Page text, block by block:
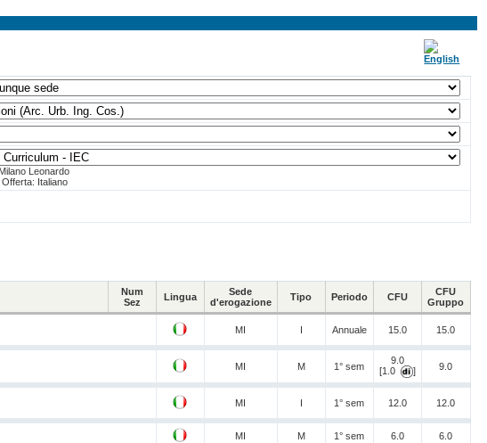
Leonardo
Offerta: Italiano
Num
Sez
Lingua
Sede
d'erogazione
Tipo Periodo CFU
CFU
Gruppo
MI I Annuale 15.0 15.0
MI M 1° sem
9.0
[1.0
] 9.0
MI I 1° sem 12.0 12.0
MI M 1° sem 6.0 6.0